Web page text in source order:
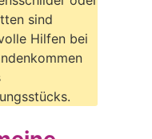
sind
Hilfen bei